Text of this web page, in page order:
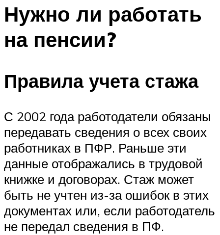
Нужно ли работать
на пенсии?
Правила учета стажа
С 2002 года работодатели обязаны
передавать сведения о всех своих
работниках в ПФР. Раньше эти
данные отображались в трудовой
книжке и договорах. Стаж может
быть не учтен из-за ошибок в этих
документах или, если работодатель
не передал сведения в ПФ.